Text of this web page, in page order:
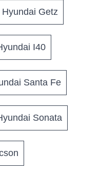
Hyundai Getz
I40
Santa Fe
Sonata